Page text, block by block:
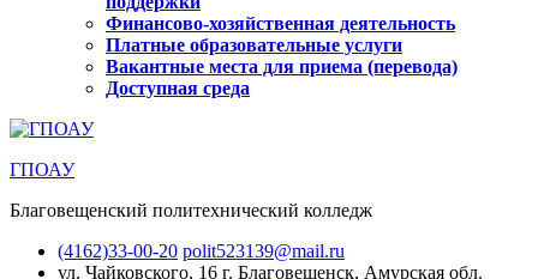
Финансово-хозяйственная деятельность
Платные образовательные услуги
Вакантные места для приема (перевода)
Доступная среда
ГПОАУ
Благовещенский политехнический колледж
(4162)33-00-20 polit523139@mail.ru
ул. Чайковского, 16 г. Благовещенск, Амурская обл.